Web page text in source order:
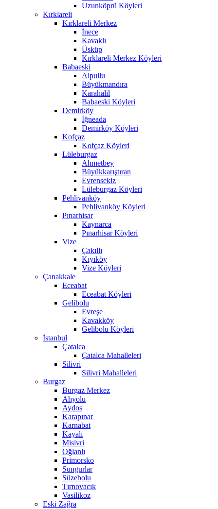
Uzunköprü Köyleri
Kırklareli
Kırklareli Merkez
İnece
Kavaklı
Üsküp
Kırklareli Merkez Köyleri
Babaeski
Alpullu
Büyükmandıra
Karahalil
Babaeski Köyleri
Demirköy
İğneada
Demirköy Köyleri
Kofçaz
Kofçaz Köyleri
Lüleburgaz
Ahmetbey
Büyükkarıştıran
Evrensekiz
Lüleburgaz Köyleri
Pehlivanköy
Pehlivanköy Köyleri
Pınarhisar
Kaynarca
Pınarhisar Köyleri
Vize
Çakıllı
Kıyıköy
Vize Köyleri
Çanakkale
Eceabat
Eceabat Köyleri
Gelibolu
Evreşe
Kavakköy
Gelibolu Köyleri
İstanbul
Çatalca
Çatalca Mahalleleri
Silivri
Silivri Mahalleleri
Burgaz
Burgaz Merkez
Ahyolu
Aydos
Karapınar
Karnabat
Kayalı
Misivri
Oğlanlı
Primorsko
Sungurlar
Süzebolu
Tırnovacık
Vasilikoz
Eski Zağra